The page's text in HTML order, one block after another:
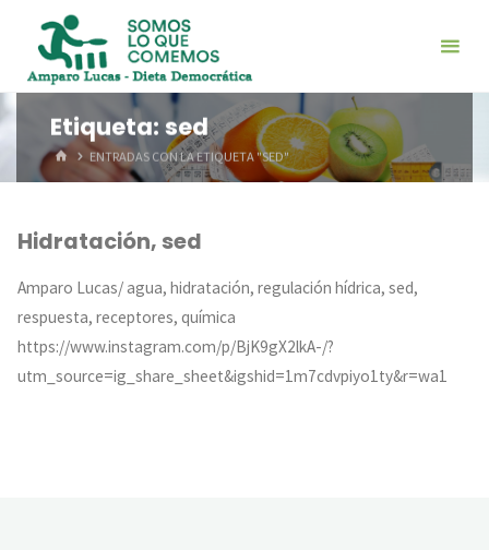
contenido
Etiqueta: sed
INICIOENTRADAS CON LA ETIQUETA "SED"
Hidratación, sed
Amparo Lucas/ agua, hidratación, regulación hídrica, sed,
respuesta, receptores, química
https://www.instagram.com/p/BjK9gX2lkA-/?
utm_source=ig_share_sheet&igshid=1m7cdvpiyo1ty&r=wa1